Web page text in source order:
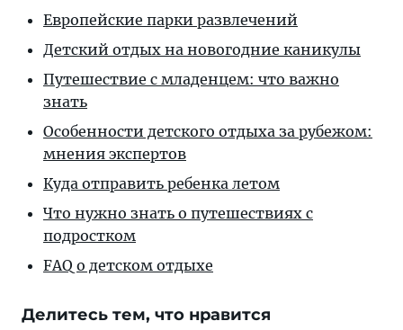
Европейские парки развлечений
Детский отдых на новогодние каникулы
Путешествие с младенцем: что важно
знать
Особенности детского отдыха за рубежом:
мнения экспертов
Куда отправить ребенка летом
Что нужно знать о путешествиях с
подростком
FAQ о детском отдыхе
Делитесь тем, что нравится